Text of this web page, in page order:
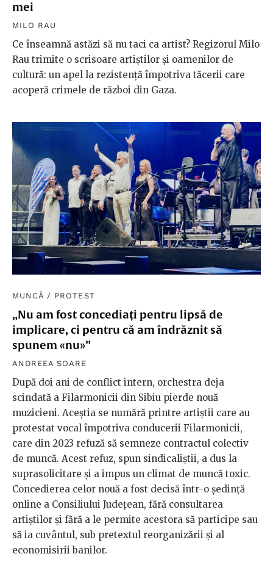
mei
MILO RAU
Ce înseamnă astăzi să nu taci ca artist? Regizorul Milo
Rau trimite o scrisoare artiștilor și oamenilor de
cultură: un apel la rezistență împotriva tăcerii care
acoperă crimele de război din Gaza.
MUNCĂ / PROTEST
„Nu am fost concediați pentru lipsă de
implicare, ci pentru că am îndrăznit să
spunem «nu»”
ANDREEA SOARE
După doi ani de conflict intern, orchestra deja
scindată a Filarmonicii din Sibiu pierde nouă
muzicieni. Aceștia se numără printre artiștii care au
protestat vocal împotriva conducerii Filarmonicii,
care din 2023 refuză să semneze contractul colectiv
de muncă. Acest refuz, spun sindicaliștii, a dus la
suprasolicitare și a impus un climat de muncă toxic.
Concedierea celor nouă a fost decisă într-o ședință
online a Consiliului Județean, fără consultarea
artiștilor și fără a le permite acestora să participe sau
să ia cuvântul, sub pretextul reorganizării și al
economisirii banilor.